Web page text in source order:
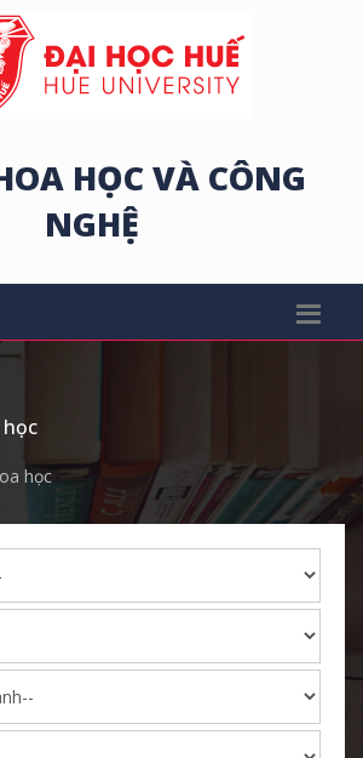
HỌC VÀ CÔNG
NGHỆ
học